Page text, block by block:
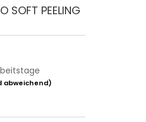
SOFT PEELING
abweichend)